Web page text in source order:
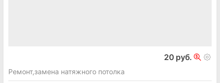
20 руб.
Ремонт,замена натяжного потолка